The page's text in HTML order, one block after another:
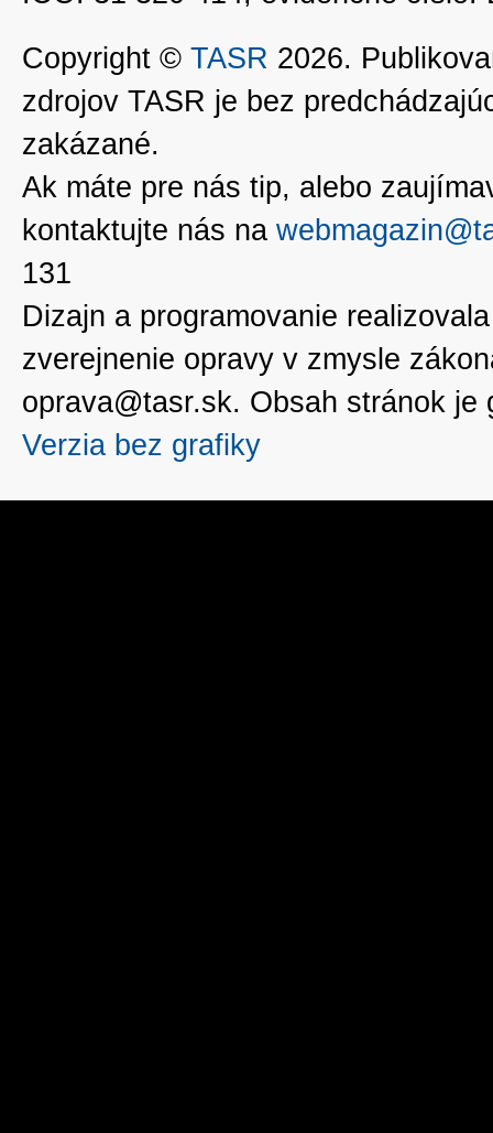
Copyright © TASR 2026.
zdrojov TASR je bez
zakázané.
Ak máte pre nás tip, alebo
kontaktujte nás na
131
Dizajn a programovanie
zverejnenie opravy v zmysle
oprava@tasr.sk. Obsah stránok
Verzia bez grafiky